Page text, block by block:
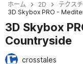
ホーム 2D テクス
3D Skybox PRO -
3D Skybox
Countryside
crosstales